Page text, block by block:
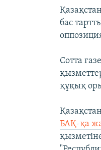
бас
Сотта
құқық
БАҚ-қа